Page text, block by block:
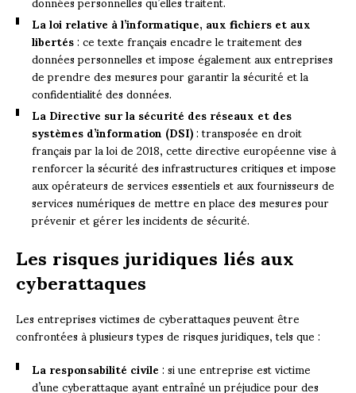
La loi relative à l’informatique, aux fichiers et aux
libertés: ce texte français encadre le traitement des
données personnelles et impose également aux entreprises
de prendre des mesures pour garantir la sécurité et la
confidentialité des données.
La Directive sur la sécurité des réseaux et des
systèmes d’information (DSI): transposée en droit
français par la loi de 2018, cette directive européenne vise à
renforcer la sécurité des infrastructures critiques et impose
aux opérateurs de services essentiels et aux fournisseurs de
services numériques de mettre en place des mesures pour
prévenir et gérer les incidents de sécurité.
Les risques juridiques liés aux
cyberattaques
Les entreprises victimes de cyberattaques peuvent être
confrontées à plusieurs types de risques juridiques, tels que :
La responsabilité civile: si une entreprise est victime
d’une cyberattaque ayant entraîné un préjudice pour des